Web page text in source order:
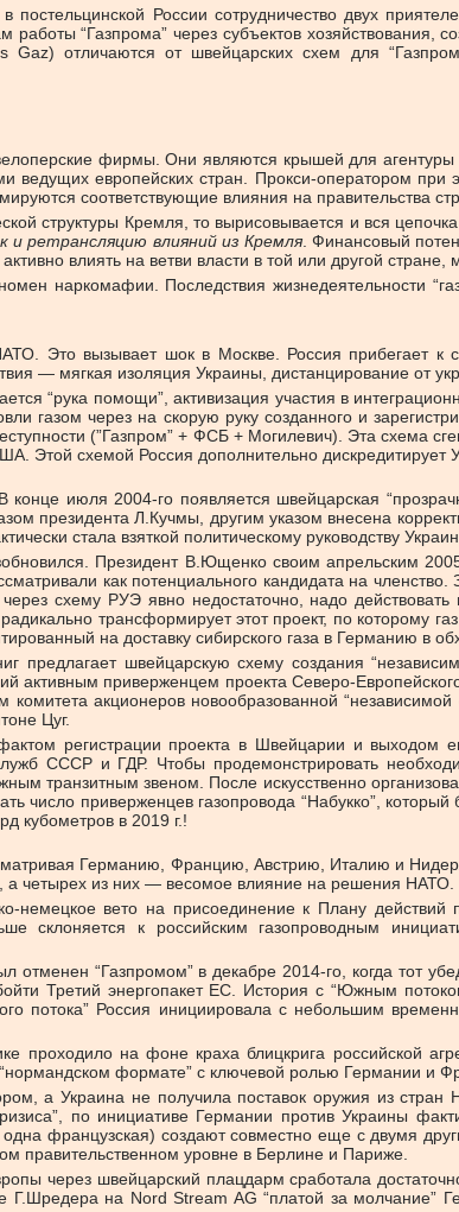
России сотрудничество двух
“Газпрома” через субъектов хозяйствования,
отличаются от швейцарских схем для
фирмы. Они являются крышей для агентуры
ведущих европейских стран. Прокси-оператором
соответствующие влияния на правительства
структуры Кремля, то вырисовывается и вся
к и ретрансляцию влияний из Кремля. Финансовый
влиять на ветви власти в той или другой стране,
наркомафии. Последствия жизнедеятельности
Это вызывает шок в Москве. Россия прибегает к
— мягкая изоляция Украины, дистанцирование от
“рука помощи”, активизация участия в
газом через на скорую руку созданного и
(”Газпром” + ФСБ + Могилевич). Эта схема
Этой схемой Россия дополнительно дискредитирует
июля 2004-го появляется швейцарская
президента Л.Кучмы, другим указом внесена
стала взяткой политическому руководству
Президент В.Ющенко своим апрельским 2005
как потенциального кандидата на членство.
через схему РУЭ явно недостаточно, надо
трансформирует этот проект, по которому
на доставку сибирского газа в Германию в
швейцарскую схему создания
приверженцем проекта Северо-
акционеров новообразованной
Цуг.
регистрации проекта в Швейцарии и
СССР и ГДР. Чтобы продемонстрировать
транзитным звеном. После искусственно
число приверженцев газопровода “Набукко”,
кубометров в 2019 г.!
Германию, Францию, Австрию, Италию и
четырех из них — весомое влияние на решения НАТО.
вето на присоединение к Плану действий
к российским газопроводным
“Газпромом” в декабре 2014-го, когда тот
Третий энергопакет ЕС. История с “Южным
потока” Россия инициировала с небольшим
проходило на фоне краха блицкрига российской
формате” с ключевой ролью Германии и
а Украина не получила поставок оружия из
по инициативе Германии против Украины
французская) создают совместно еще с двумя
правительственном уровне в Берлине и Париже.
через швейцарский плацдарм сработала
Г.Шредера на Nord Stream AG “платой за молчание”